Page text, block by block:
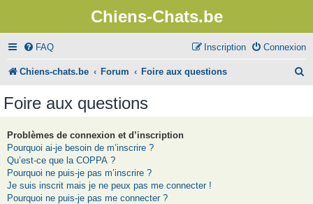
Chiens-Chats.be
FAQ Connexion
Inscription
Chiens-chats.be Forum Foire aux questions
Foire aux questions
Problèmes de connexion et d’inscription
Pourquoi ai-je besoin de m’inscrire ?
Qu’est-ce que la COPPA ?
Pourquoi ne puis-je pas m’inscrire ?
Je suis inscrit mais je ne peux pas me connecter !
Pourquoi ne puis-je pas me connecter ?